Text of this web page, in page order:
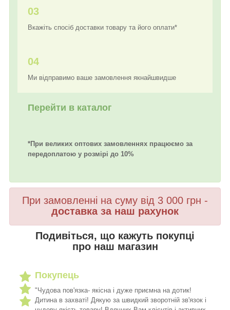
03
Вкажіть спосіб доставки товару та його оплати*
04
Ми відправимо ваше замовлення якнайшвидше
Перейти в каталог
*При великих оптових замовленнях працюємо за
передоплатою у розмірі до 10%
При замовленні на суму від 3 000 грн -
доставка за наш рахунок
Подивіться, що кажуть покупці
про наш магазин
Покупець
"Чудова пов'язка- якісна і дуже приємна на дотик!
Дитина в захваті! Дякую за швидкий зворотній зв'язок і